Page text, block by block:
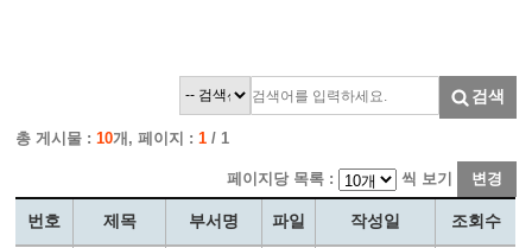
검색
총 게시물 :10개, 페이지 :1 / 1
페이지당 목록 : 씩 보기 변경
번호 제목 부서명 파일 작성일 조회수